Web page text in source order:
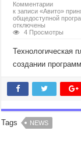
Комментарии
к записи «Авито»
общедоступной
отключены
4 Просмотры
Технологическая
создании
Tags NEWS